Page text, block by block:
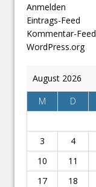
Anmelden
Eintrags-Feed
Kommentar-Feed
WordPress.org
August 2026
M
D
3
4
10
11
17
18